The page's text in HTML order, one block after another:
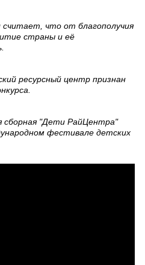
что от благополучия
страны и её
ресурсный центр признан
сборная "Дети РайЦентра"
фестивале детских